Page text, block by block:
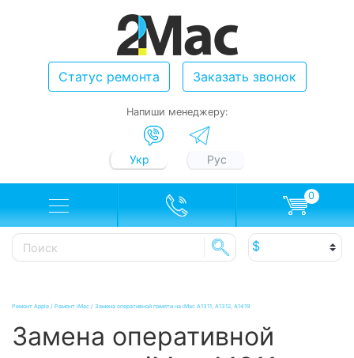
Статус ремонта Заказать звонок
Напиши менеджеру:
Укр Рус
0
Ремонт Apple / Ремонт iMac / Замена оперативной памяти на iMac A1311, A1312, A1419
Замена оперативной